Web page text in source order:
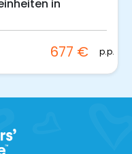
in
677 € p.p.